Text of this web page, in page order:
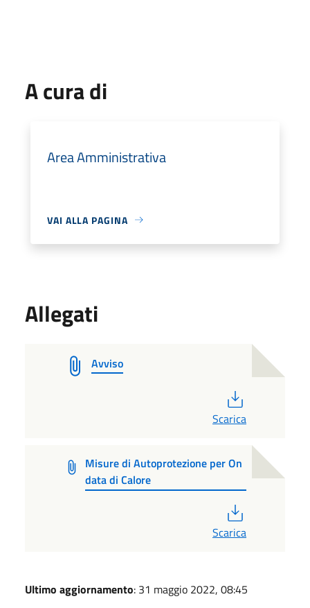
A cura di
Area Amministrativa
VAI ALLA PAGINA
Allegati
Avviso
Scarica
Misure di Autoprotezione per On
data di Calore
Scarica
Ultimo aggiornamento: 31 maggio 2022, 08:45